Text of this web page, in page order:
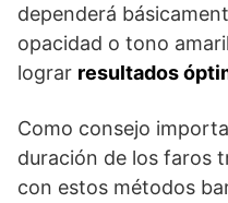
dependerá
opacidad o tono
lograr resultados
Como consejo
duración de los faros
con estos métodos